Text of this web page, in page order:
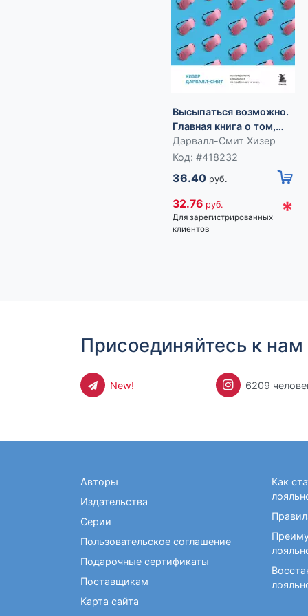
Высыпаться возможно.
Главная книга о том,
как перестать бороться
с нарушениями сна и
энергию
Дарвалл-Смит Хизер
Код: #418232
36.40 руб.
32.76 руб.
Для зарегистрированных
клиентов
*
Присоединяйтесь к нам
New! 6209
Авторы
Издательства
Серии
Пользовательское соглашение
Подарочные сертификаты
Поставщикам
Карта сайта
Как